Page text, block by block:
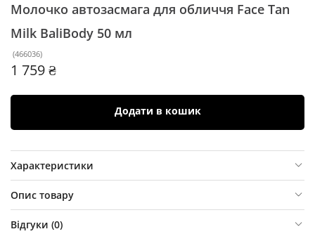
Молочко автозасмага для обличчя Face Tan
Milk BaliBody 50 мл
(466036)
1 759 ₴
Додати в кошик
Характеристики
Опис товару
Відгуки (0)